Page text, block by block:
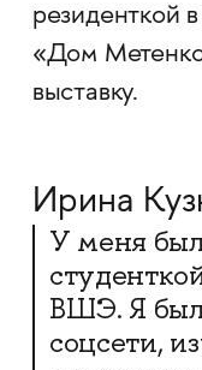
резиденткой
«Дом
выставку.
Ирина
У меня
ВШЭ. Я
соцсети,